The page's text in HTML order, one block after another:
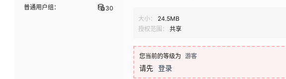
普通用户组： 30
大小： 24.5MB
授权范围：
共享
您当前的等级为 游客
请先 登录